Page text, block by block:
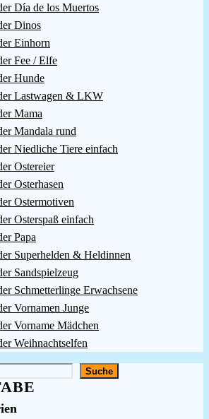
Día de los Muertos
Dinos
Einhorn
Fee / Elfe
Hunde
Lastwagen & LKW
Mama
Mandala rund
Niedliche Tiere einfach
Ostereier
Osterhasen
Ostermotiven
Osterspaß einfach
Papa
Superhelden & Heldinnen
Sandspielzeug
Schmetterlinge Erwachsene
Vornamen Junge
Vorname Mädchen
Weihnachtselfen
Suche